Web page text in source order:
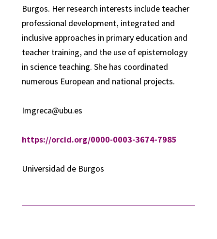
Burgos. Her research interests include teacher
professional development, integrated and
inclusive approaches in primary education and
teacher training, and the use of epistemology
in science teaching. She has coordinated
numerous European and national projects.
Imgreca@ubu.es
https://orcid.org/0000-0003-3674-7985
Universidad de Burgos